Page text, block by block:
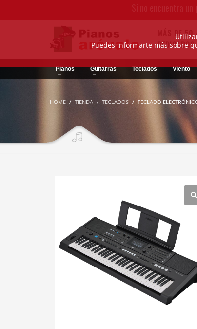
MÁS DE
Pianos Guitarras Teclados Viento
HOME TIENDA TECLADOS TECLADO
Si no encuentra
Puedes informarte más sobre